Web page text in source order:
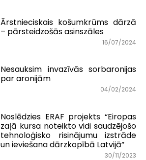
Ārstnieciskais košumkrūms dārzā
– pārsteidzošās asinszāles
16/07/2024
Nesauksim invazīvās sorbaronijas
par aronijām
04/02/2024
Noslēdzies ERAF projekts “Eiropas
zaļā kursa noteikto vidi saudzējošo
tehnoloģisko risinājumu izstrāde
un ieviešana dārzkopībā Latvijā”
30/11/2023